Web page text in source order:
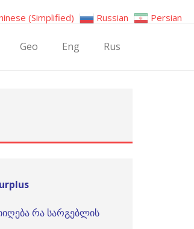
Geo Eng Rus
რა სარგებლის
(Simplified) Russian Persian